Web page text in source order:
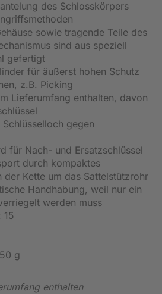
des Schlosskörpers
sowie tragende Teile des
sind aus speziell
gefertigt
für äußerst hohen Schutz
z.B. Picking
Lieferumfang enthalten, davon
gegen
für Nach- und Ersatzschlüssel
durch kompaktes
der Kette um das Sattelstützrohr
Handhabung, weil nur ein
werden muss
15
g
enthalten